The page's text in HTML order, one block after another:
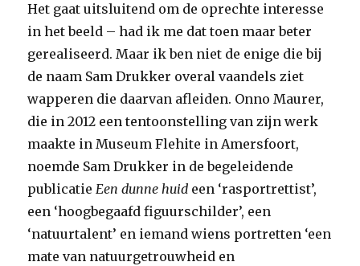
Het gaat uitsluitend om de oprechte interesse
in het beeld – had ik me dat toen maar beter
gerealiseerd. Maar ik ben niet de enige die bij
de naam Sam Drukker overal vaandels ziet
wapperen die daarvan afleiden. Onno Maurer,
die in 2012 een tentoonstelling van zijn werk
maakte in Museum Flehite in Amersfoort,
noemde Sam Drukker in de begeleidende
publicatieEen dunne huid een ‘rasportrettist’,
een ‘hoogbegaafd figuurschilder’, een
‘natuurtalent’ en iemand wiens portretten ‘een
mate van natuurgetrouwheid en